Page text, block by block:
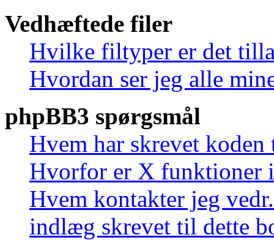
Vedhæftede filer
Hvilke filtyper er det
Hvordan ser jeg alle
phpBB3 spørgsmål
Hvem har skrevet koden
Hvorfor er X funktioner
Hvem kontakter jeg
indlæg skrevet til dette